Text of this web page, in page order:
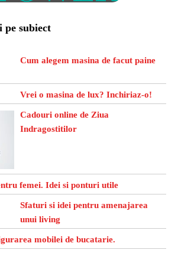
pe subiect
Cum alegem masina de facut paine
Vrei o masina de lux? Inchiriaz-o!
Cadouri online de Ziua
Indragostitilor
femei. Idei si ponturi utile
Sfaturi si idei pentru amenajarea
unui living
mobilei de bucatarie.